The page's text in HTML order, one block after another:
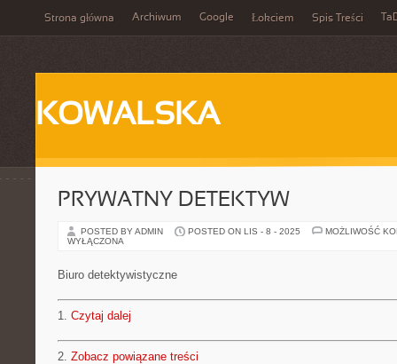
Strona główna Archiwum Google Łokciem Spis Treści
KOWALSKA
PRYWATNY DETEKTYW
POSTED BY ADMIN POSTED ON LIS - 8 - 2025
MOŻLIWOŚĆ
WYŁĄCZONA
Biuro detektywistyczne
1. Czytaj dalej
2. Zobacz powiązane treści